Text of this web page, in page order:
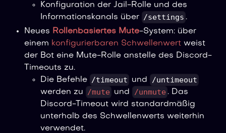
Konfiguration der Jail-Rolle und des
Informationskanals über /settings .
Neues Rollenbasiertes Mute-System: über
einem konfigurierbaren Schwellenwert weist
der Bot eine Mute-Rolle anstelle des Discord-
Timeouts zu.
Die Befehle /timeout und /untimeout
werden zu /mute und /unmute . Das
Discord-Timeout wird standardmäßig
unterhalb des Schwellenwerts weiterhin
verwendet.